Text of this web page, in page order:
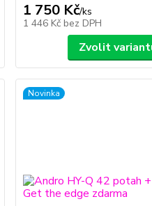
1 750 Kč/ks
1 446 Kč bez DPH
Zvolit
Novinka